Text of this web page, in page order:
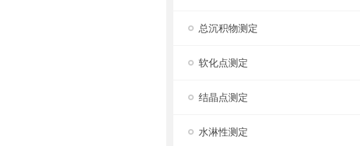
总沉积物测定
软化点测定
结晶点测定
水淋性测定